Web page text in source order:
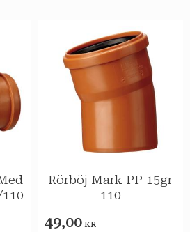
Rörböj Mark PP 15gr
110
49,00 KR